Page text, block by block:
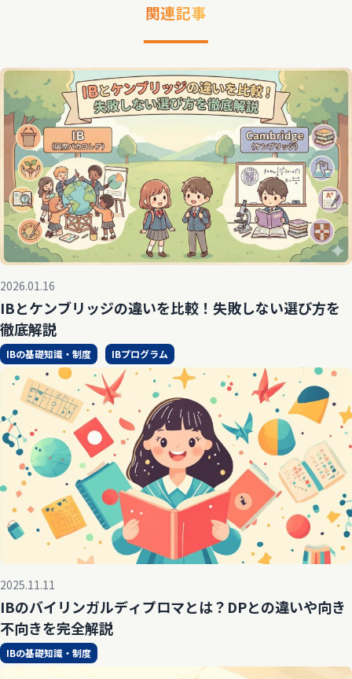
関連記事
2026.01.16
IBとケンブリッジの違いを比較！失敗しない選び方を
徹底解説
IBの基礎知識・制度 IBプログラム
2025.11.11
IBのバイリンガルディプロマとは？DPとの違いや向き
不向きを完全解説
IBの基礎知識・制度